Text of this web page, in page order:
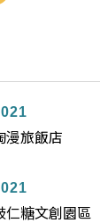
漫旅飯店
仁糖文創園區